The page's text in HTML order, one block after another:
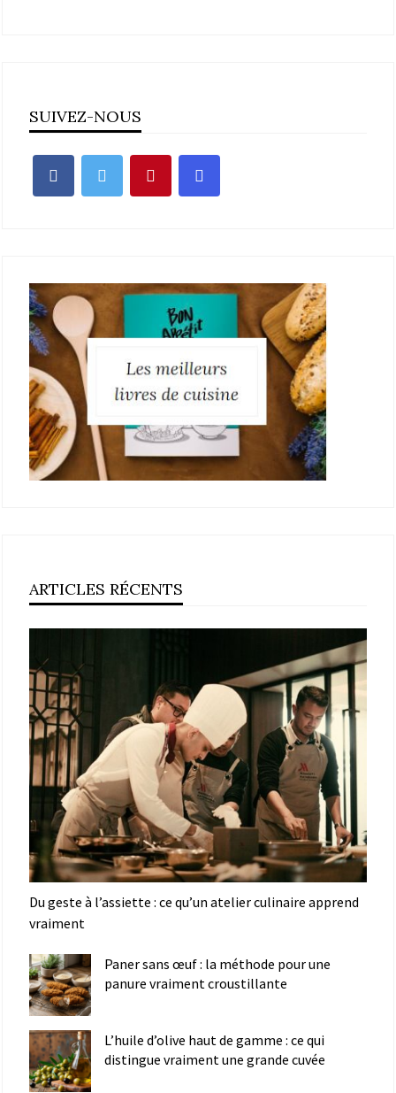
SUIVEZ-NOUS
ARTICLES RÉCENTS
Du geste à l’assiette : ce qu’un atelier culinaire apprend
vraiment
Paner sans œuf : la méthode pour une
panure vraiment croustillante
L’huile d’olive haut de gamme : ce qui
distingue vraiment une grande cuvée